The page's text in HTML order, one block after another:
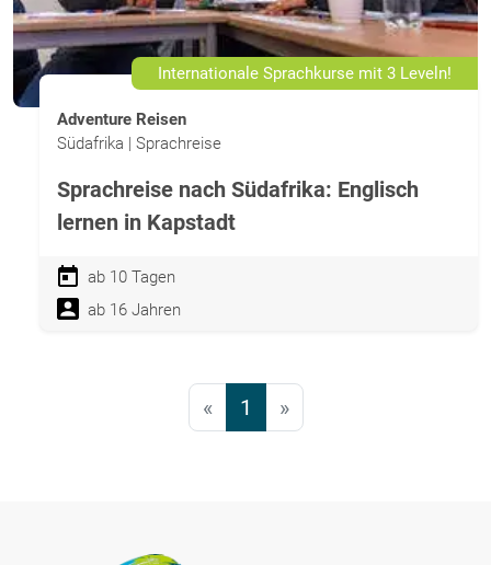
Internationale Sprachkurse mit 3 Leveln!
Adventure Reisen
Südafrika | Sprachreise
Sprachreise nach Südafrika: Englisch
lernen in Kapstadt
ab 10 Tagen
ab 16 Jahren
« 1 »